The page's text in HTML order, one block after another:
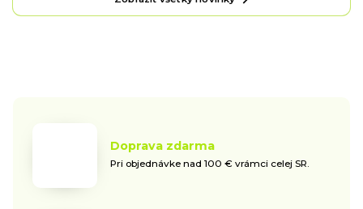
Doprava zdarma
Pri objednávke nad 100 € vrámci celej SR.